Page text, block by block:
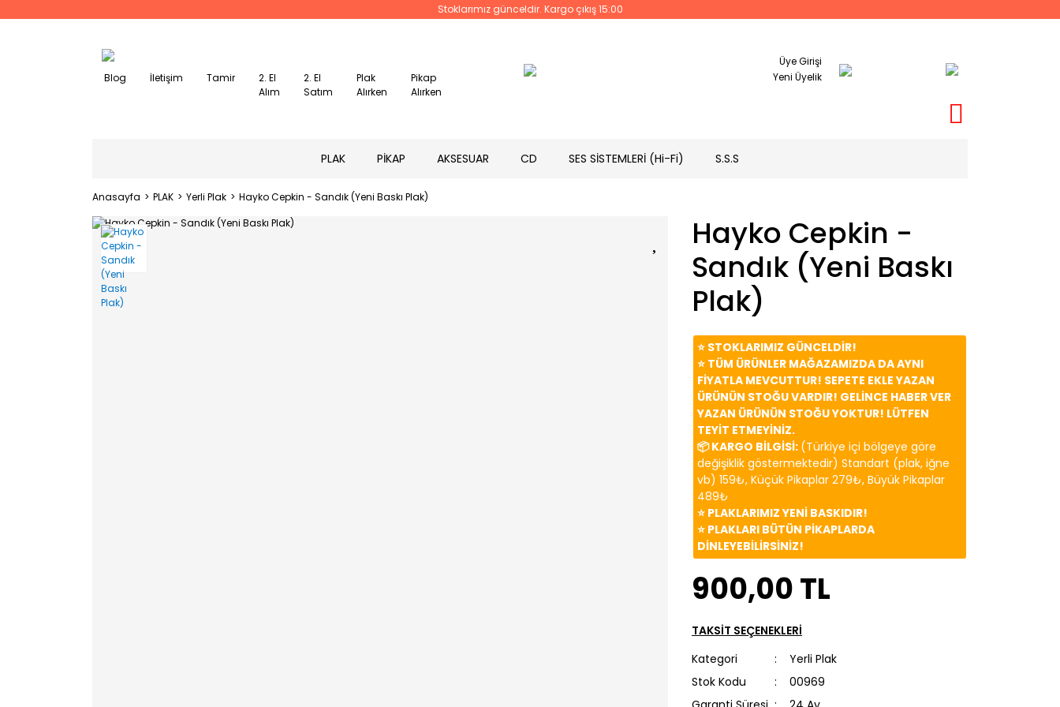
Stoklarımız günceldir. Kargo çıkış 15:00
Blog İletişim Tamir
2. El
Alım
2. El
Satım
Plak
Alırken
Pikap
Alırken
Üye Girişi
Yeni Üyelik
PLAK PİKAP AKSESUAR CD SES SİSTEMLERİ (Hi-Fi) S.S.S
Anasayfa PLAK Yerli Plak Hayko Cepkin - Sandık (Yeni Baskı Plak)
Hayko Cepkin -
Sandık (Yeni Baskı
Plak)
⭐️ STOKLARIMIZ GÜNCELDİR!
⭐️ TÜM ÜRÜNLER MAĞAZAMIZDA DA AYNI
FİYATLA MEVCUTTUR! SEPETE EKLE YAZAN
ÜRÜNÜN STOĞU VARDIR! GELİNCE HABER VER
YAZAN ÜRÜNÜN STOĞU YOKTUR! LÜTFEN
TEYİT ETMEYİNİZ.
📦 KARGO BİLGİSİ: (Türkiye içi bölgeye göre
değişiklik göstermektedir) Standart (plak, iğne
vb) 159₺, Küçük Pikaplar 279₺, Büyük Pikaplar
489₺
⭐️ PLAKLARIMIZ YENİ BASKIDIR!
⭐️ PLAKLARI BÜTÜN PİKAPLARDA
DİNLEYEBİLİRSİNİZ!
900,00 TL
TAKSİT SEÇENEKLERİ
Kategori
Yerli Plak
Stok Kodu
00969